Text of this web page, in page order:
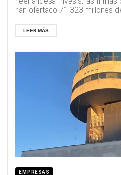
han ofertado 71.323 millones
LEER MÁS
EMPRESAS